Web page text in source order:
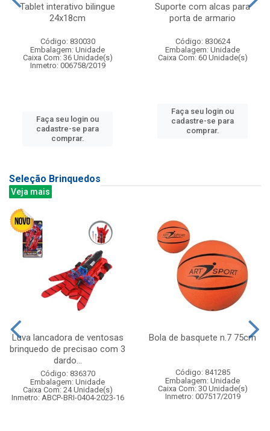
Tablet interativo bilingue
24x18cm
Código: 830030
Embalagem: Unidade
Caixa Com: 36 Unidade(s)
Inmetro: 006758/2019
Faça seu login ou
cadastre-se para
comprar.
Suporte com alcas para
porta de armario
Código: 830624
Embalagem: Unidade
Caixa Com: 60 Unidade(s)
Faça seu login ou
cadastre-se para
comprar.
Seleção Brinquedos
Veja mais
Luva lancadora de ventosas
brinquedo de precisao com 3
dardo...
Código: 836370
Embalagem: Unidade
Caixa Com: 24 Unidade(s)
Inmetro: ABCP-BRI-0404-2023-16
Bola de basquete n.7 75cm
Código: 841285
Embalagem: Unidade
Caixa Com: 30 Unidade(s)
Inmetro: 007517/2019